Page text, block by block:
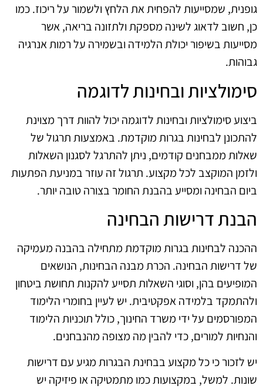
גופנית, שמסייעות להפחית את הלחץ ולשמור על ריכוז. כמו
כן, חשוב לדאוג לשינה מספקת ולתזונה בריאה, אשר
מסייעות בשיפור יכולת הלמידה ובשמירה על רמות אנרגיה
גבוהות.
סימולציות ובחינות לדוגמה
ביצוע סימולציות ובחינות לדוגמה יכול להוות דרך מצוינת
להתכונן לבחינות בגרות מוקדמת. באמצעות תרגול של
שאלות ממבחנים קודמים, ניתן להתרגל לסגנון השאלות
ולזמן המוקצב לכל מקצוע. תרגול זה עוזר במניעת הפתעות
ביום הבחינה ומסייע בהבנת החומר בצורה טובה יותר.
הבנת דרישות הבחינה
ההכנה לבחינות בגרות מוקדמת מתחילה בהבנה מעמיקה
של דרישות הבחינה. הכרת מבנה הבחינות, הנושאים
המופיעים בהן, וסוגי השאלות תסייע להקנות תחושת ביטחון
ולהתמקד בלמידה אפקטיבית. יש לעיין בחומרי הלימוד
המפורסמים על ידי משרד החינוך, כולל תוכניות הלימוד
והנחיות למורים, כדי להבין מה מצופה מהנבחנים.
יש לזכור כי כל מקצוע בבחינת הבגרות מגיע עם דרישות
שונות. למשל, במקצועות כמו מתמטיקה או פיזיקה יש